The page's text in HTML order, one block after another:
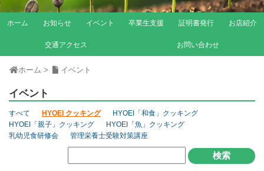
ホーム お知らせ イベント 卒業生支援 証明書発行 お店紹介
交通アクセス お問い合わせ
ホーム > イベント
イベント
すべて HYOEI クッキング
HYOEI「和食」クッキング
HYOEI「親子」クッキング
HYOEI「魚」クッキング
乳幼児食研修会
管理栄養士受験対策講座